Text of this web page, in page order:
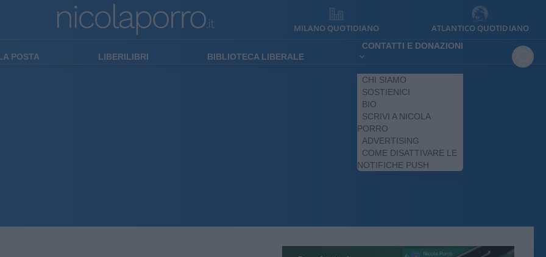
MILANO QUOTIDIANO ATLANTICO QUOTIDIANO
POSTA LIBERILIBRI BIBLIOTECA LIBERALE
CONTATTI E DONAZIONI
CHI SIAMO
SOSTIENICI
BIO
SCRIVI A NICOLA
PORRO
ADVERTISING
COME DISATTIVARE LE
NOTIFICHE PUSH